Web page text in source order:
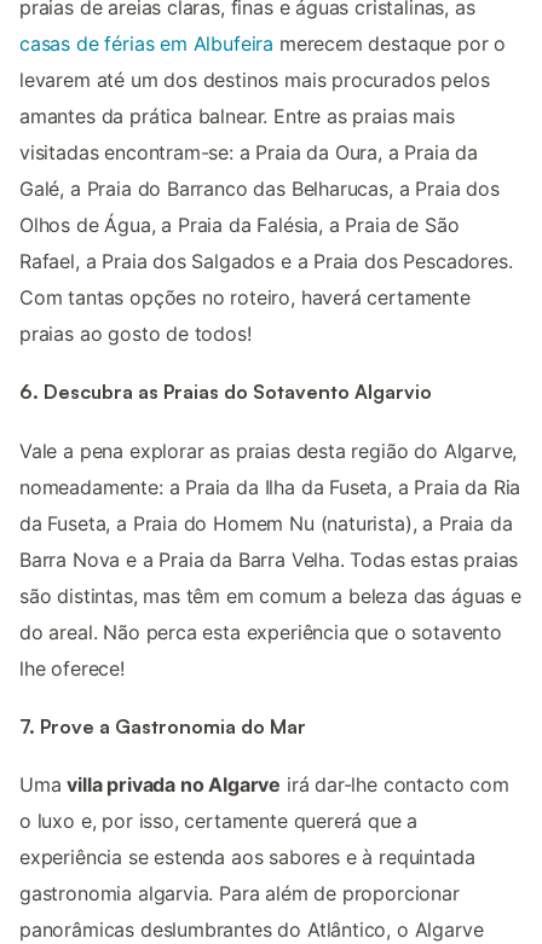
praias de areias claras, finas e águas cristalinas, as
casas de férias em Albufeira merecem destaque por o
levarem até um dos destinos mais procurados pelos
amantes da prática balnear. Entre as praias mais
visitadas encontram-se: a Praia da Oura, a Praia da
Galé, a Praia do Barranco das Belharucas, a Praia dos
Olhos de Água, a Praia da Falésia, a Praia de São
Rafael, a Praia dos Salgados e a Praia dos Pescadores.
Com tantas opções no roteiro, haverá certamente
praias ao gosto de todos!
6. Descubra as Praias do Sotavento Algarvio
Vale a pena explorar as praias desta região do Algarve,
nomeadamente: a Praia da Ilha da Fuseta, a Praia da Ria
da Fuseta, a Praia do Homem Nu (naturista), a Praia da
Barra Nova e a Praia da Barra Velha. Todas estas praias
são distintas, mas têm em comum a beleza das águas e
do areal. Não perca esta experiência que o sotavento
lhe oferece!
7. Prove a Gastronomia do Mar
Umavilla privada no Algarve irá dar-lhe contacto com
o luxo e, por isso, certamente quererá que a
experiência se estenda aos sabores e à requintada
gastronomia algarvia. Para além de proporcionar
panorâmicas deslumbrantes do Atlântico, o Algarve